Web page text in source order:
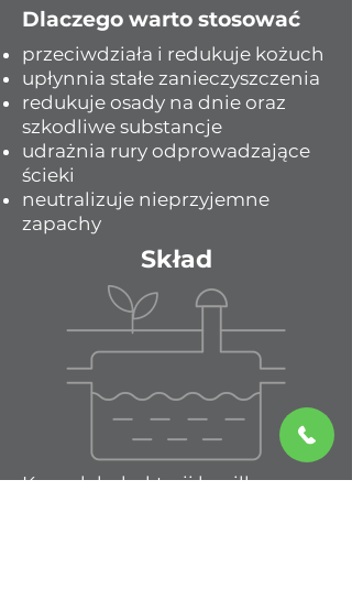
Dlaczego warto stosować
przeciwdziała i redukuje kożuch
upłynnia stałe zanieczyszczenia
redukuje osady na dnie oraz
szkodliwe substancje
udrażnia rury odprowadzające
ścieki
neutralizuje nieprzyjemne
zapachy
Skład
Kompleks bakterii bacillus.